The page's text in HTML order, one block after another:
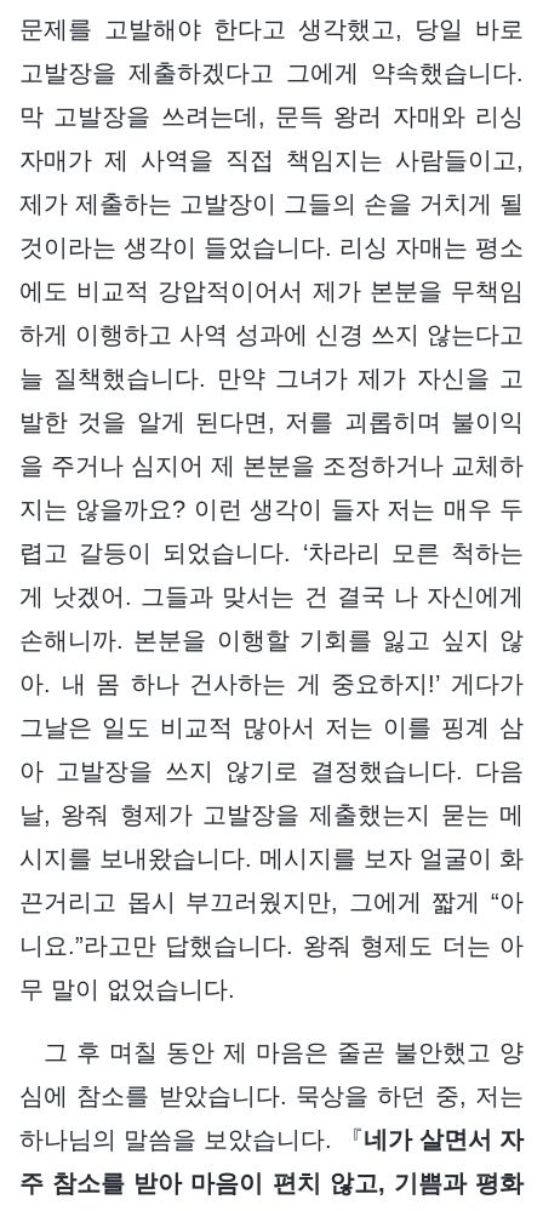
문제를 고발해야 한다고 생각했고, 당일 바로
고발장을 제출하겠다고 그에게 약속했습니다.
막 고발장을 쓰려는데, 문득 왕러 자매와 리싱
자매가 제 사역을 직접 책임지는 사람들이고,
제가 제출하는 고발장이 그들의 손을 거치게 될
것이라는 생각이 들었습니다. 리싱 자매는 평소
에도 비교적 강압적이어서 제가 본분을 무책임
하게 이행하고 사역 성과에 신경 쓰지 않는다고
늘 질책했습니다. 만약 그녀가 제가 자신을 고
발한 것을 알게 된다면, 저를 괴롭히며 불이익
을 주거나 심지어 제 본분을 조정하거나 교체하
지는 않을까요? 이런 생각이 들자 저는 매우 두
렵고 갈등이 되었습니다. ‘차라리 모른 척하는
게 낫겠어. 그들과 맞서는 건 결국 나 자신에게
손해니까. 본분을 이행할 기회를 잃고 싶지 않
아. 내 몸 하나 건사하는 게 중요하지!’ 게다가
그날은 일도 비교적 많아서 저는 이를 핑계 삼
아 고발장을 쓰지 않기로 결정했습니다. 다음
날, 왕줘 형제가 고발장을 제출했는지 묻는 메
시지를 보내왔습니다. 메시지를 보자 얼굴이 화
끈거리고 몹시 부끄러웠지만, 그에게 짧게 “아
니요.”라고만 답했습니다. 왕줘 형제도 더는 아
무 말이 없었습니다.
그 후 며칠 동안 제 마음은 줄곧 불안했고 양
심에 참소를 받았습니다. 묵상을 하던 중, 저는
하나님의 말씀을 보았습니다. 『네가 살면서 자
주 참소를 받아 마음이 편치 않고, 기쁨과 평화